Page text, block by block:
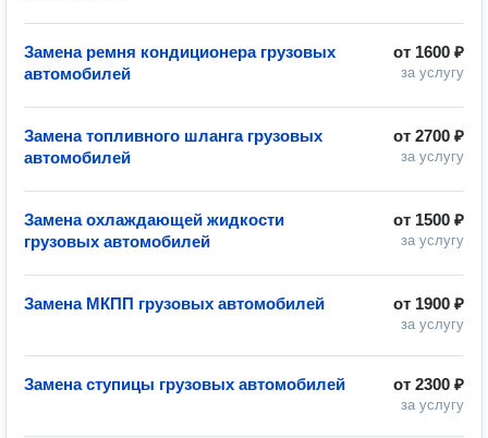
от 1600 ₽
за услугу
Замена ремня кондиционера грузовых
автомобилей
от 2700 ₽
за услугу
Замена топливного шланга грузовых
автомобилей
от 1500 ₽
за услугу
Замена охлаждающей жидкости
грузовых автомобилей
от 1900 ₽
за услугу
Замена МКПП грузовых автомобилей
от 2300 ₽
за услугу
Замена ступицы грузовых автомобилей